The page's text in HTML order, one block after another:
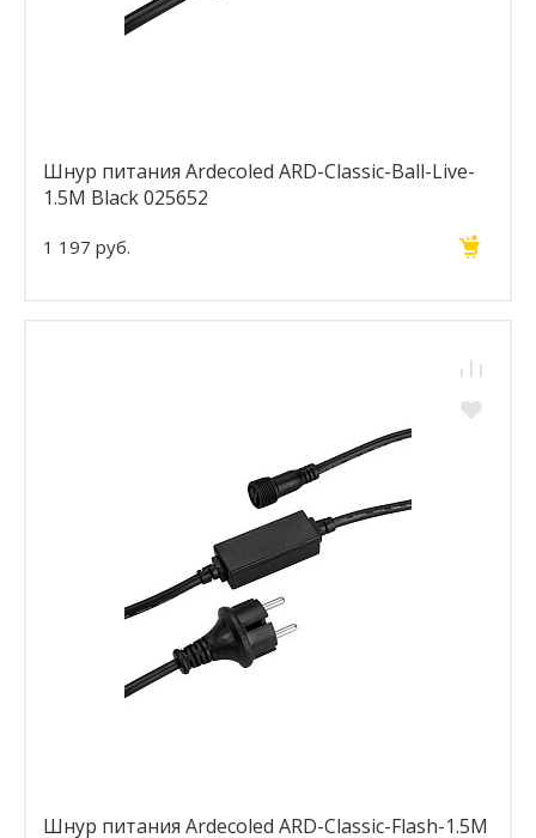
Шнур питания Ardecoled ARD-Classic-Ball-Live-
1.5M Black 025652
1 197 руб.
Шнур питания Ardecoled ARD-Classic-Flash-1.5M